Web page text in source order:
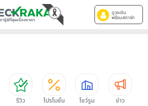
ดูวงเงิน
พร้อมสตาร์ท
รีวิว โปรโมชั่น โชว์รูม ข่าว